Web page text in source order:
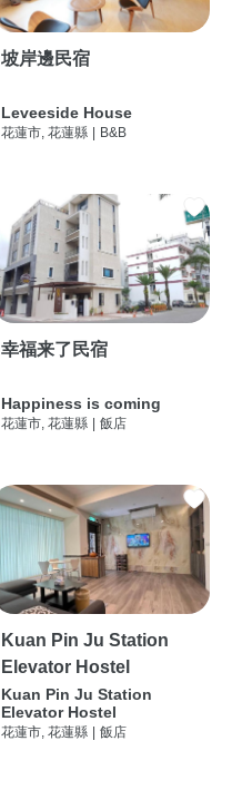
坡岸邊民宿
Leveeside House
花蓮市, 花蓮縣 B&B
幸福来了民宿
Happiness is coming
花蓮市, 花蓮縣 飯店
Kuan Pin Ju Station
Elevator Hostel
Kuan Pin Ju Station
Elevator Hostel
花蓮市, 花蓮縣 飯店